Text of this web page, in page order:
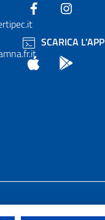
Facebook
SCARICA L'APP
App Store